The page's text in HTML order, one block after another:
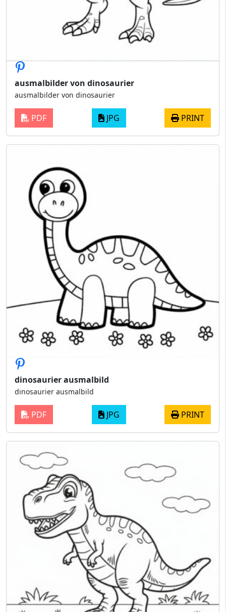
ausmalbilder von dinosaurier
ausmalbilder von dinosaurier
PDF JPG PRINT
dinosaurier ausmalbild
dinosaurier ausmalbild
PDF JPG PRINT